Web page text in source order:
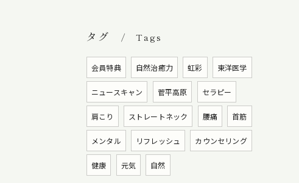
タグ Tags
会員特典 自然治癒力 虹彩 東洋医学
ニュースキャン 菅平高原 セラピー
肩こり ストレートネック 腰痛 首筋
メンタル リフレッシュ カウンセリング
健康 元気 自然